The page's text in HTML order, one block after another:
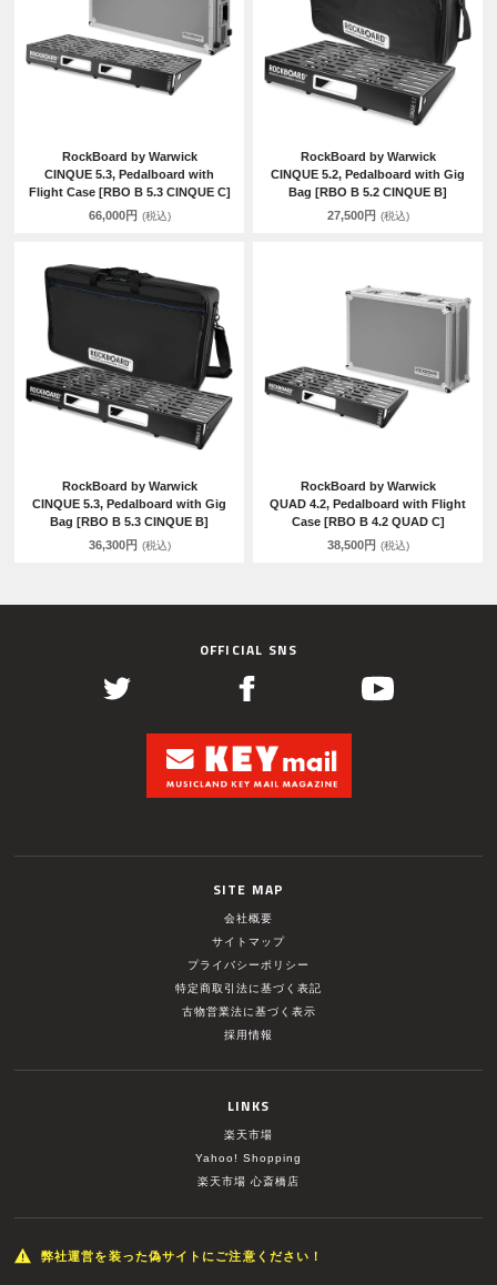
RockBoard by Warwick
CINQUE 5.3, Pedalboard with
Flight Case [RBO B 5.3 CINQUE C]
66,000円 (税込)
RockBoard by Warwick
CINQUE 5.2, Pedalboard with Gig
Bag [RBO B 5.2 CINQUE B]
27,500円 (税込)
RockBoard by Warwick
CINQUE 5.3, Pedalboard with Gig
Bag [RBO B 5.3 CINQUE B]
36,300円 (税込)
RockBoard by Warwick
QUAD 4.2, Pedalboard with Flight
Case [RBO B 4.2 QUAD C]
38,500円 (税込)
OFFICIAL SNS
SITE MAP
会社概要
サイトマップ
プライバシーポリシー
特定商取引法に基づく表記
古物営業法に基づく表示
採用情報
LINKS
楽天市場
Yahoo! Shopping
楽天市場 心斎橋店
弊社運営を装った偽サイトにご注意ください！